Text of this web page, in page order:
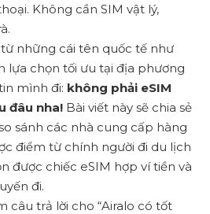
Không cần SIM vật lý,
những cái tên quốc tế như
lựa chọn tối ưu tại địa phương
mình đi: không phải eSIM
đâu nha! Bài viết này sẽ chia sẻ
sánh các nhà cung cấp hàng
điểm từ chính người đi du lịch
được chiếc eSIM hợp ví tiền và
đi.
câu trả lời cho “Airalo có tốt